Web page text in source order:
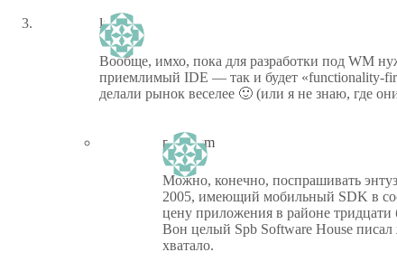
lafy
Вообще, имхо, пока для разработки под WM
приемлимый IDE — так и будет «functionality-
делали рынок веселее 🙂 (или я не знаю, где
ptiz_kem
Можно, конечно, поспрашивать
2005, имеющий мобильный SDK в
цену приложения в районе
Вон целый Spb Software House
хватало.